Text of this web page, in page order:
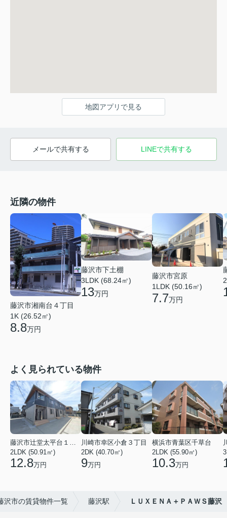
地図アプリで見る
メールで共有する LINEで共有する
近隣の物件
藤沢市湘南台４丁目
1K (26.52㎡)
8.8万円
藤沢市下土棚
3LDK (68.24㎡)
13万円
藤沢市宮原
1LDK (50.16㎡)
7.7万円
よく見られている物件
2LDK (50.91㎡)
12.8万円
川崎市幸区小倉３丁目
2DK (40.70㎡)
9万円
横浜市青葉区千草台
2LDK (55.90㎡)
10.3万円
沢市の賃貸物件一覧 藤沢駅 ＬＵＸＥＮＡ＋ＰＡＷＳ藤沢